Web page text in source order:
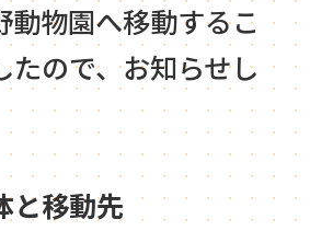
動物園へ移動するこ
たので、お知らせし
と移動先